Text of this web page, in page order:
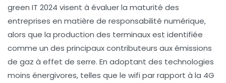
green IT 2024 visent à évaluer la maturité des
entreprises en matière de responsabilité numérique,
alors que la production des terminaux est identifiée
comme un des principaux contributeurs aux émissions
de gaz à effet de serre. En adoptant des technologies
moins énergivores, telles que le wifi par rapport à la 4G